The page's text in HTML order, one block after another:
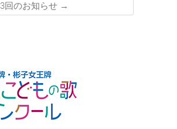
のお知らせ →